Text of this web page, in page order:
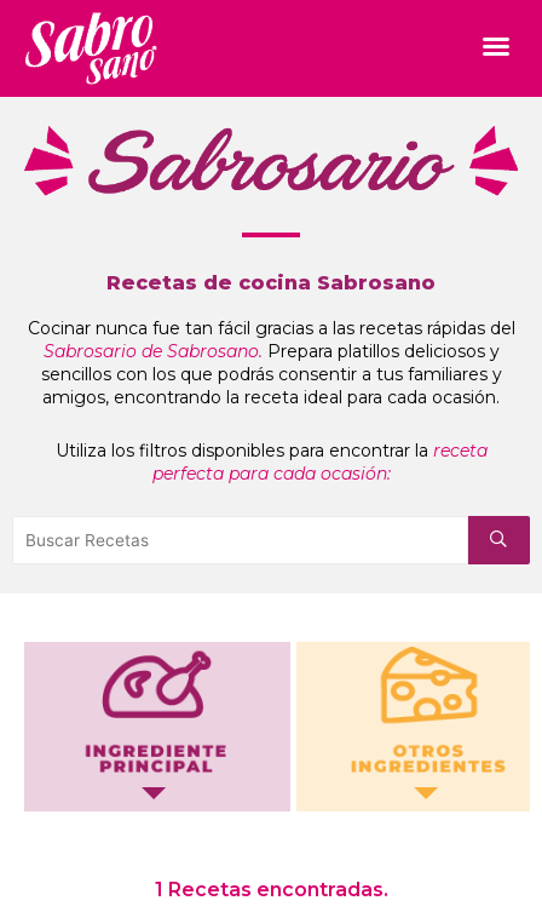
Recetas de cocina Sabrosano
Cocinar nunca fue tan fácil gracias a las recetas rápidas del
Sabrosario de Sabrosano. Prepara platillos deliciosos y
sencillos con los que podrás consentir a tus familiares y
amigos, encontrando la receta ideal para cada ocasión.
Utiliza los filtros disponibles para encontrar la receta
perfecta para cada ocasión:
Otros Ingredientes
1 Recetas encontradas.